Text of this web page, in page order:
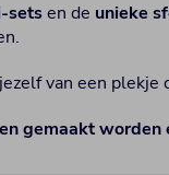
setsen de unieke
van een plekje
gemaakt